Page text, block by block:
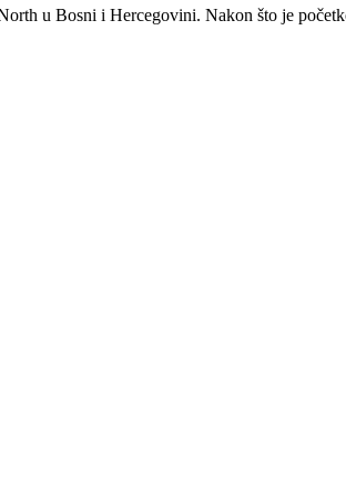
u Bosni i Hercegovini. Nakon što je